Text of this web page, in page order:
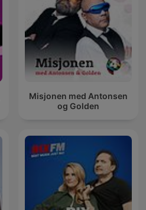
Misjonen med Antonsen
og Golden